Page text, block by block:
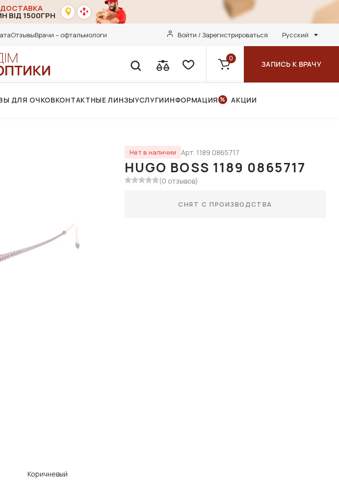
ВІД 1500ГРН
ОтзывыВрачи – офтальмологи Войти / Зарегистрироваться Русский
0
ЗАПИСЬ К ВРАЧУ
ДЛЯ ОЧКОВКОНТАКТНЫЕ ЛИНЗЫУСЛУГИИНФОРМАЦИЯ АКЦИИ
Нет в наличии Арт. 1189 0865717
HUGO BOSS 1189 0865717
(0 отзывов)
СНЯТ С ПРОИЗВОДСТВА
Коричневый